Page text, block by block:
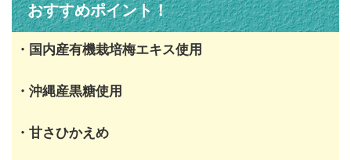
おすすめポイント！
・国内産有機栽培梅エキス使用
・沖縄産黒糖使用
・甘さひかえめ